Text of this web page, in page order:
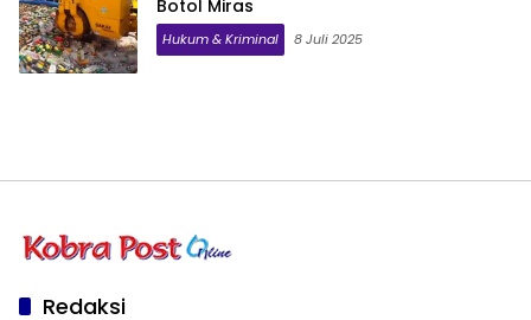
Botol Miras
Hukum & Kriminal 8 Juli 2025
Redaksi